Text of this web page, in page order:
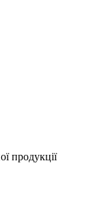
продукції